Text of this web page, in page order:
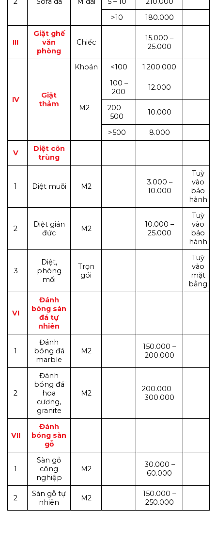
>10
180.000
III
Giặt ghế
văn
phòng
Chiếc
15.000 –
25.000
IV
Giặt
thảm
Khoán <100 1.200.000
M2
100 –
200
12.000
200 –
500
10.000
>500 8.000
V
Diệt côn
trùng
1 Diệt muỗi M2
3.000 –
10.000
Tuỳ
vào
bảo
hành
2
Diệt gián
đức
M2
10.000 –
25.000
Tuỳ
vào
bảo
hành
3
Diệt,
phòng
mối
Trọn
gói
Tuỳ
vào
mặt
bằng
VI
Đánh
bóng sàn
đá tự
nhiên
1
Đánh
bóng đá
marble
M2
150.000 –
200.000
2
Đánh
bóng đá
hoa
cương,
granite
M2
200.000 –
300.000
VII
Đánh
bóng sàn
gỗ
1
Sàn gỗ
công
nghiệp
M2
30.000 –
60.000
2
Sàn gỗ tự
nhiên
M2
150.000 –
250.000